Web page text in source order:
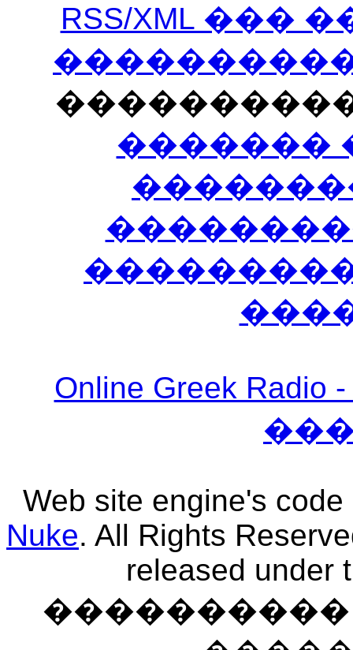
RSS/XML
�������
Online Greek
Web site engine's
Nuke. All Rights
released under
����������